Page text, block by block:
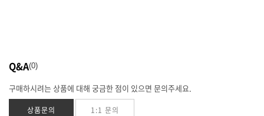
Q&A 0
구매하시려는 상품에 대해 궁금한 점이 있으면 문의주세요.
상품문의 1:1 문의